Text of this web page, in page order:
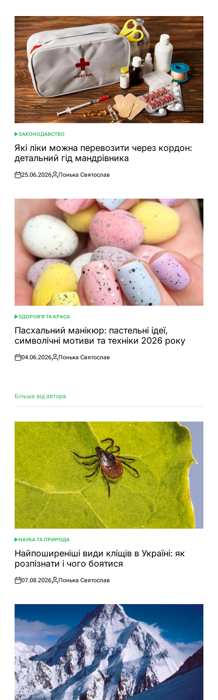
ОПУБЛІКУВАТИ
У
ЗАКОНОДАВСТВО
Які ліки можна перевозити через кордон:
детальний гід мандрівника
Оприлюднено
25.06.2026
Опубліковано
Понька Святослав
ОПУБЛІКУВАТИ
У
ЗДОРОВ'Я ТА КРАСА
Пасхальний манікюр: пастельні ідеї,
символічні мотиви та техніки 2026 року
Оприлюднено
04.06.2026
Опубліковано
Понька Святослав
Більше від автора
ОПУБЛІКУВАТИ
У
НАУКА ТА ПРИРОДА
Найпоширеніші види кліщів в Україні: як
розпізнати і чого боятися
Оприлюднено
07.08.2026
Опубліковано
Понька Святослав